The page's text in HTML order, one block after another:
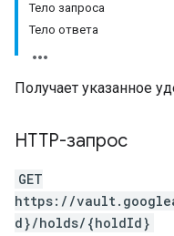
Тело запроса
Тело ответа
Получает указанное
HTTP-запрос
GET
https://
d}/holds/{holdId}